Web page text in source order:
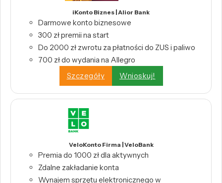
iKonto Biznes | Alior Bank
Darmowe konto biznesowe
300 zł premii na start
Do 2000 zł zwrotu za płatności do ZUS i paliwo
700 zł do wydania na Allegro
Szczegóły
Wnioskuj!
VeloKonto Firma | VeloBank
Premia do 1000 zł dla aktywnych
Zdalne zakładanie konta
Wynajem sprzętu elektronicznego w